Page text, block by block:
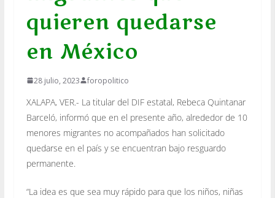
quieren quedarse
en México
28 julio, 2023 foropolitico
XALAPA, VER.- La titular del DIF estatal, Rebeca Quintanar
Barceló, informó que en el presente año, alrededor de 10
menores migrantes no acompañados han solicitado
quedarse en el país y se encuentran bajo resguardo
permanente.
“La idea es que sea muy rápido para que los niños, niñas